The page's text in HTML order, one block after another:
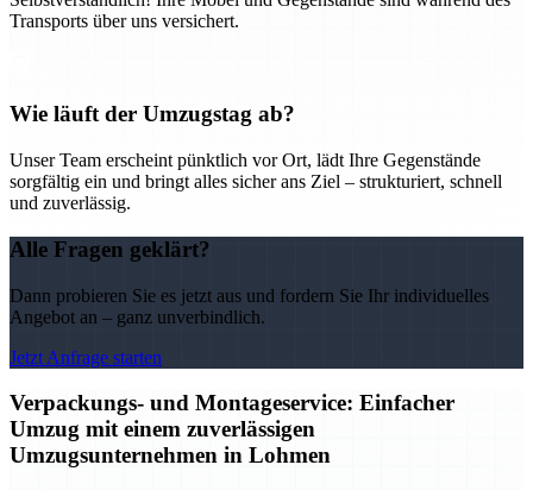
Transports über uns versichert.
Wie läuft der Umzugstag ab?
Unser Team erscheint pünktlich vor Ort, lädt Ihre Gegenstände
sorgfältig ein und bringt alles sicher ans Ziel – strukturiert, schnell
und zuverlässig.
Alle Fragen geklärt?
Dann probieren Sie es jetzt aus und fordern Sie Ihr individuelles
Angebot an – ganz unverbindlich.
Jetzt Anfrage starten
Verpackungs- und Montageservice: Einfacher
Umzug mit einem zuverlässigen
Umzugsunternehmen in Lohmen